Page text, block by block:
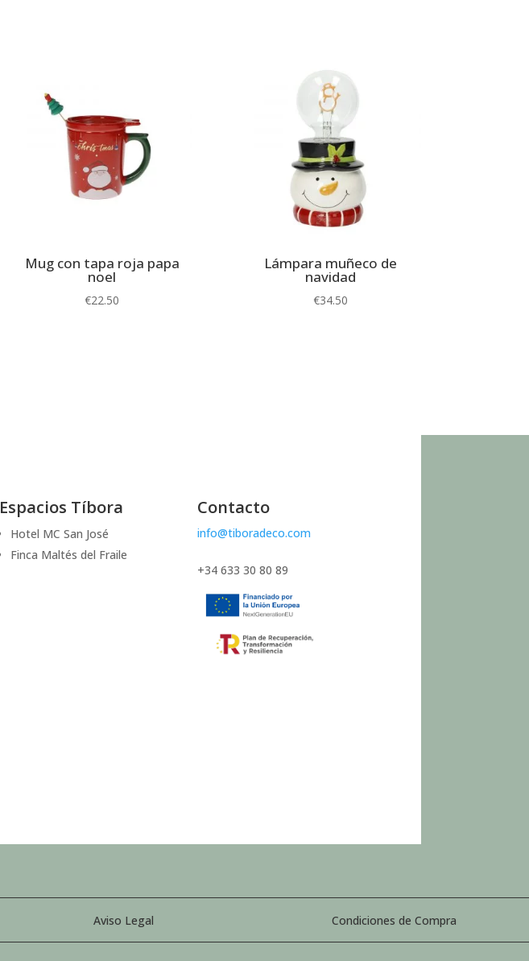
Mug con tapa roja papa
noel
€22.50
Lámpara muñeco de
navidad
€34.50
Espacios Tíbora
Hotel MC San José
Finca Maltés del Fraile
Contacto
info@tiboradeco.com
+34 633 30 80 89
Aviso Legal Condiciones de Compra